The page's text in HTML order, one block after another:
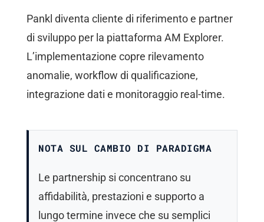
Pankl diventa cliente di riferimento e partner
di sviluppo per la piattaforma AM Explorer.
L’implementazione copre rilevamento
anomalie, workflow di qualificazione,
integrazione dati e monitoraggio real-time.
NOTA SUL CAMBIO DI PARADIGMA
Le partnership si concentrano su
affidabilità, prestazioni e supporto a
lungo termine invece che su semplici